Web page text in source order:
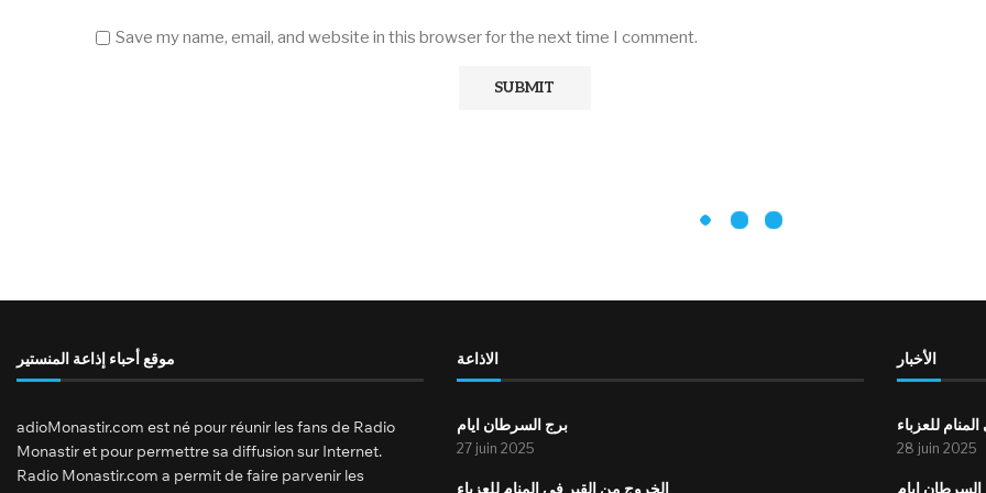
Save my name, email, and website in this browser for the next time I comment.
موقع أحباء إذاعة المنستير
adioMonastir.com est né pour réunir les fans de Radio
Monastir et pour permettre sa diffusion sur Internet.
Radio Monastir.com a permit de faire parvenir les
الاذاعة
برج السرطان ايام
27 juin 2025
الخروج من القبر في المنام للعزباء
الأخبار
للعزباء
28 juin 2025
السرطان ايام